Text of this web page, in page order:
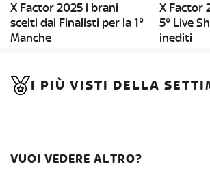
X Factor 2025 i brani
scelti dai Finalisti per la 1°
Manche
X Factor
5° Live
inediti
I PIÙ VISTI DELLA
VUOI VEDERE ALTRO?